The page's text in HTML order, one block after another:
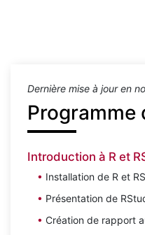
Dernière mise à jour en
Programme
Introduction à R et
Installation de R et
Présentation de
Création de rapport